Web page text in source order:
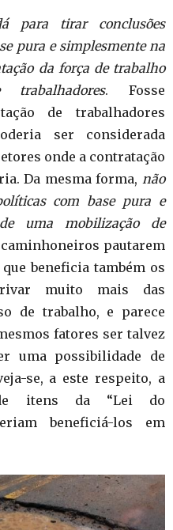
para tirar conclusões
pura e simplesmente na
da força de trabalho
. Fosse
de trabalhadores
ser considerada
onde a contratação
Da mesma forma, não
com base pura e
uma mobilização de
pautarem
beneficia também os
muito mais das
de trabalho, e parece
fatores ser talvez
uma possibilidade de
se, a este respeito, a
de itens da “Lei do
beneficiá-los em